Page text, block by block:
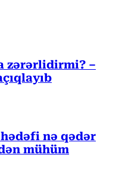
zərərlidirmi? –
nə qədər
mühüm